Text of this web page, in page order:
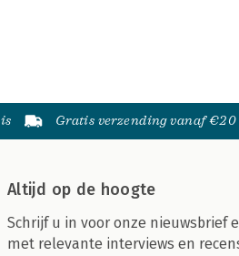
Gratis verzending vanaf €20
Altijd op de hoogte
Schrijf u in voor onze nieuwsbrief
met relevante interviews en